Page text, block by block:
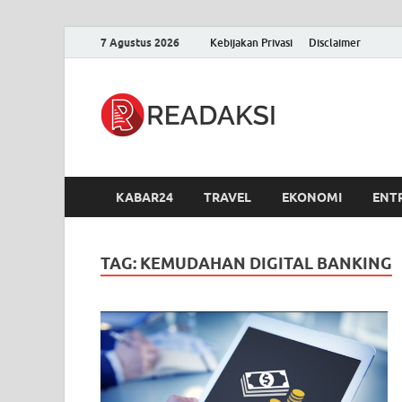
7 Agustus 2026 Kebijakan Privasi Disclaimer
KABAR24 TRAVEL EKONOMI
TAG: KEMUDAHAN DIGITAL BANKING